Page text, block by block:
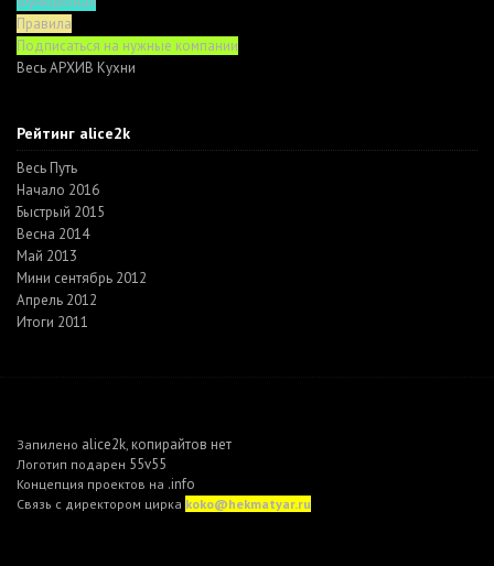
Правила
Подписаться на нужные компании
Весь АРХИВ Кухни
Рейтинг alice2k
Весь Путь
Начало 2016
Быстрый 2015
Весна 2014
Май 2013
Мини сентябрь 2012
Апрель 2012
Итоги 2011
Запилено alice2k, копирайтов нет
Логотип подарен 55v55
Концепция проектов на .info
Связь с директором цирка koko@hekmatyar.ru